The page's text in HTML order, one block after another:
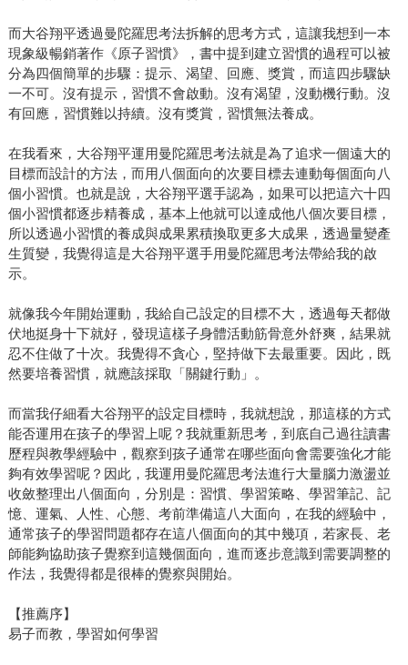
而大谷翔平透過曼陀羅思考法拆解的思考方式，這讓我想到一本
現象級暢銷著作《原子習慣》，書中提到建立習慣的過程可以被
分為四個簡單的步驟：提示、渴望、回應、獎賞，而這四步驟缺
一不可。沒有提示，習慣不會啟動。沒有渴望，沒動機行動。沒
有回應，習慣難以持續。沒有獎賞，習慣無法養成。
在我看來，大谷翔平運用曼陀羅思考法就是為了追求一個遠大的
目標而設計的方法，而用八個面向的次要目標去連動每個面向八
個小習慣。也就是說，大谷翔平選手認為，如果可以把這六十四
個小習慣都逐步精養成，基本上他就可以達成他八個次要目標，
所以透過小習慣的養成與成果累積換取更多大成果，透過量變產
生質變，我覺得這是大谷翔平選手用曼陀羅思考法帶給我的啟
示。
就像我今年開始運動，我給自己設定的目標不大，透過每天都做
伏地挺身十下就好，發現這樣子身體活動筋骨意外舒爽，結果就
忍不住做了十次。我覺得不貪心，堅持做下去最重要。因此，既
然要培養習慣，就應該採取「關鍵行動」。
而當我仔細看大谷翔平的設定目標時，我就想說，那這樣的方式
能否運用在孩子的學習上呢？我就重新思考，到底自己過往讀書
歷程與教學經驗中，觀察到孩子通常在哪些面向會需要強化才能
夠有效學習呢？因此，我運用曼陀羅思考法進行大量腦力激盪並
收斂整理出八個面向，分別是：習慣、學習策略、學習筆記、記
憶、運氣、人性、心態、考前準備這八大面向，在我的經驗中，
通常孩子的學習問題都存在這八個面向的其中幾項，若家長、老
師能夠協助孩子覺察到這幾個面向，進而逐步意識到需要調整的
作法，我覺得都是很棒的覺察與開始。
【推薦序】
易子而教，學習如何學習